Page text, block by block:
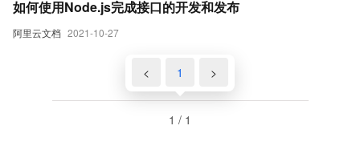
阿里云文档 2021-10-27
如何使用Node.js完成接口的开发和发布
< 1 >
1 / 1